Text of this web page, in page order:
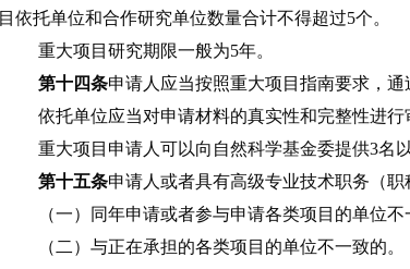
目依托单位和合作研究单位数量合计不得超过5个。
重大项目研究期限一般为5年。
第十四条申请人应当按照重大项目指南要求，
依托单位应当对申请材料的真实性和完整性进行
重大项目申请人可以向自然科学基金委提供3名
第十五条申请人或者具有高级专业技术职务（
（一）同年申请或者参与申请各类项目的单位不
（二）与正在承担的各类项目的单位不一致的。